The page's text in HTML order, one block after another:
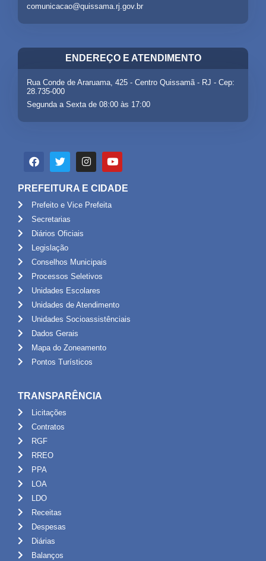
comunicacao@quissama.rj.gov.br
ENDEREÇO E ATENDIMENTO
Rua Conde de Araruama, 425 - Centro Quissamã - RJ - Cep:
28.735-000
Segunda a Sexta de 08:00 às 17:00
PREFEITURA E CIDADE
Prefeito e Vice Prefeita
Secretarias
Diários Oficiais
Legislação
Conselhos Municipais
Processos Seletivos
Unidades Escolares
Unidades de Atendimento
Unidades Socioassistênciais
Dados Gerais
Mapa do Zoneamento
Pontos Turísticos
TRANSPARÊNCIA
Licitações
Contratos
RGF
RREO
PPA
LOA
LDO
Receitas
Despesas
Diárias
Balanços